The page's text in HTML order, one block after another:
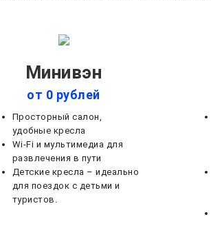
Минивэн
от 0 рублей
Просторный салон,
удобные кресла
Wi-Fi и мультимедиа для
развлечения в пути
Детские кресла – идеально
для поездок с детьми и
туристов.